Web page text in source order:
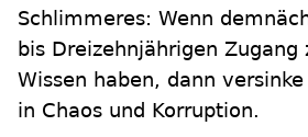
Schlimmeres: Wenn
bis Dreizehnjährigen Zugang
Wissen haben, dann
in Chaos und Korruption.